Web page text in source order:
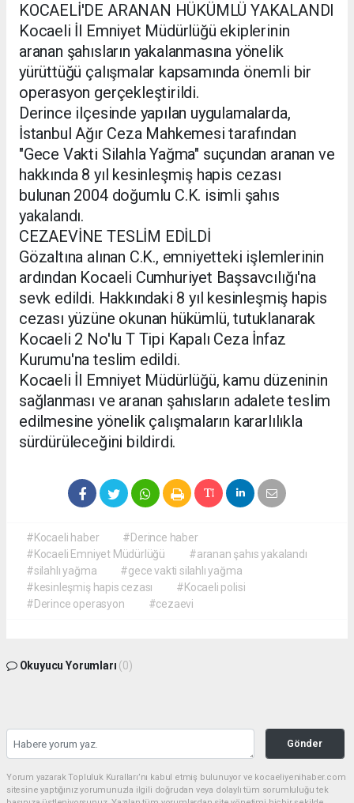
KOCAELİ'DE ARANAN HÜKÜMLÜ YAKALANDI
Kocaeli İl Emniyet Müdürlüğü ekiplerinin
aranan şahısların yakalanmasına yönelik
yürüttüğü çalışmalar kapsamında önemli bir
operasyon gerçekleştirildi.
Derince ilçesinde yapılan uygulamalarda,
İstanbul Ağır Ceza Mahkemesi tarafından
"Gece Vakti Silahla Yağma" suçundan aranan ve
hakkında 8 yıl kesinleşmiş hapis cezası
bulunan 2004 doğumlu C.K. isimli şahıs
yakalandı.
CEZAEVİNE TESLİM EDİLDİ
Gözaltına alınan C.K., emniyetteki işlemlerinin
ardından Kocaeli Cumhuriyet Başsavcılığı'na
sevk edildi. Hakkındaki 8 yıl kesinleşmiş hapis
cezası yüzüne okunan hükümlü, tutuklanarak
Kocaeli 2 No'lu T Tipi Kapalı Ceza İnfaz
Kurumu'na teslim edildi.
Kocaeli İl Emniyet Müdürlüğü, kamu düzeninin
sağlanması ve aranan şahısların adalete teslim
edilmesine yönelik çalışmaların kararlılıkla
sürdürüleceğini bildirdi.
#Kocaeli haber
#Derince haber
#Kocaeli Emniyet Müdürlüğü
#aranan şahıs yakalandı
#silahlı yağma
#gece vakti silahlı yağma
#kesinleşmiş hapis cezası
#Kocaeli polisi
#Derince operasyon
#cezaevi
Okuyucu Yorumları (0)
Gönder
Yorum yazarak Topluluk Kuralları’nı kabul etmiş bulunuyor ve kocaeliyenihaber.com
sitesine yaptığınız yorumunuzla ilgili doğrudan veya dolaylı tüm sorumluluğu tek